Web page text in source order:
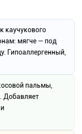
каучукового
мягче — под
Гипоаллергенный,
пальмы,
Добавляет